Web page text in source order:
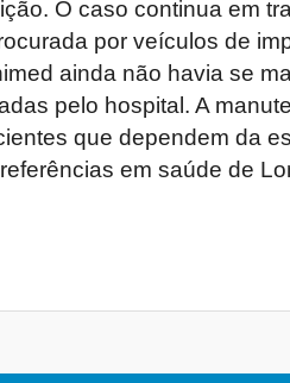
O caso continua em
por veículos de
ainda não havia se
pelo hospital. A
que dependem da
em saúde de